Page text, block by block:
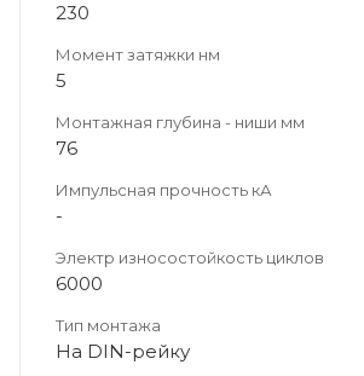
230
Момент затяжки нм
5
Монтажная глубина - ниши мм
76
Импульсная прочность кА
-
Электр износостойкость циклов
6000
Тип монтажа
На DIN-рейку